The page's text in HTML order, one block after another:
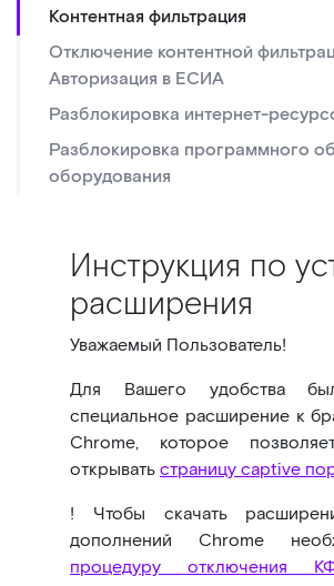
Контентная фильтрация
Отключение контентной
Авторизация в ЕСИА
Разблокировка интернет-
Разблокировка программного
оборудования
Инструкция по
расширения
Уважаемый Пользователь!
Для Вашего удобства
специальное расширение к
Chrome, которое
открыватьстраницу captive
! Чтобы скачать
дополнений Chrome
процедуру